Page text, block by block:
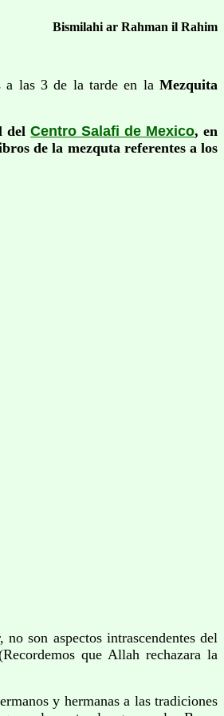
Bismilahi ar Rahman il Rahim
a las 3 de la tarde en la Mezquita
delCentro Salafi de Mexico, en
de la mezquta referentes a los
son aspectos intrascendentes del
que Allah rechazara la
y hermanas a las tradiciones